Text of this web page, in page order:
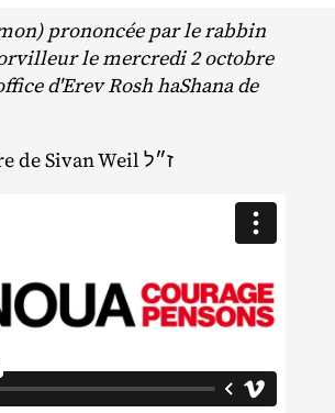
prononcée par le rabbin
le mercredi 2 octobre
d'Erev Rosh haShana de
À la mémoire de Sivan Weil ז״ל